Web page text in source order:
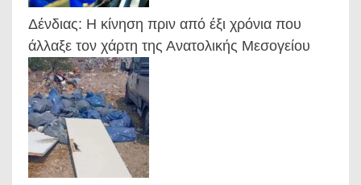
Δένδιας: Η κίνηση πριν από έξι χρόνια που
άλλαξε τον χάρτη της Ανατολικής Μεσογείου